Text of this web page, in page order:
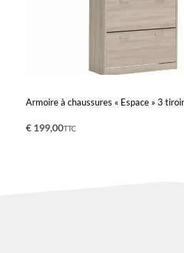
Armoire à chaussures « Espace » 3
€199,00TTC